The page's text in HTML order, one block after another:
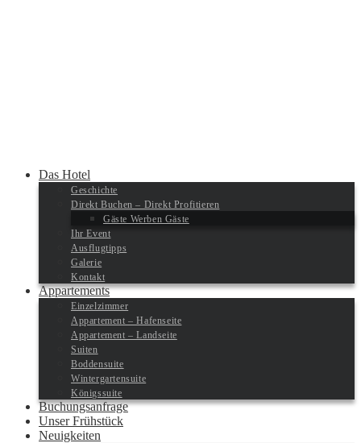
Das Hotel
Geschichte
Direkt Buchen – Direkt Profitieren
Gäste Werben Gäste
Ihr Event
Ausflugtipps
Galerie
Kontakt
Appartements
Einzelzimmer
Appartement – Hafenseite
Appartement – Landseite
Suiten
Boddensuite
Wintergartensuite
Königssuite
Buchungsanfrage
Unser Frühstück
Neuigkeiten